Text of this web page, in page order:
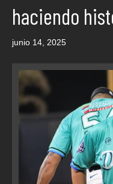
haciendo
junio 14, 2025